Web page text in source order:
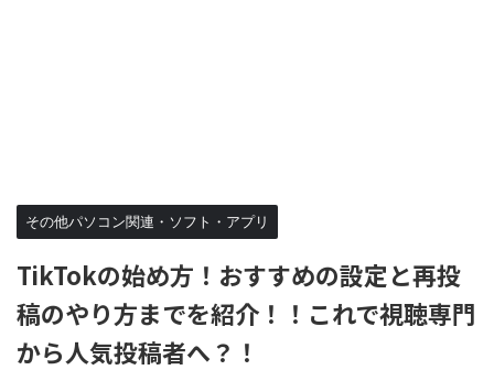
その他パソコン関連・ソフト・アプリ
TikTokの始め方！おすすめの設定と再投
稿のやり方までを紹介！！これで視聴専門
から人気投稿者へ？！